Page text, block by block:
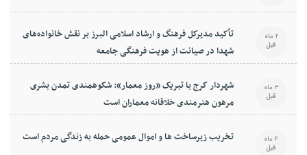
تأکید مدیرکل فرهنگ و ارشاد اسلامی البرز بر نقش خانواده‌های
شهدا در صیانت از هویت فرهنگی جامعه
2 ماه
قبل
شهردار کرج با تبریک «روز معمار»: شکوهمندی تمدن بشری
مرهون هنرمندی خلاقانه معماران است
3 ماه
قبل
تخریب زیرساخت ها و اموال عمومی حمله به زندگی مردم است 4 ماه
قبل